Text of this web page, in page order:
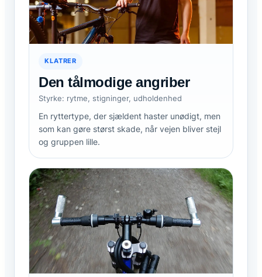
KLATRER
Den tålmodige angriber
Styrke: rytme, stigninger, udholdenhed
En ryttertype, der sjældent haster unødigt, men
som kan gøre størst skade, når vejen bliver stejl
og gruppen lille.